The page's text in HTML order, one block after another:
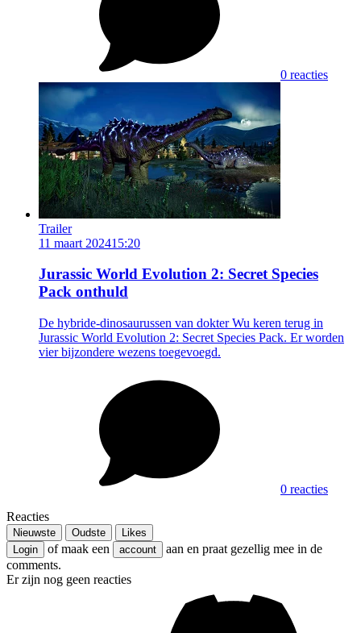
0 reacties
Trailer
11 maart 202415:20
Jurassic World Evolution 2: Secret Species
Pack onthuld
De hybride-dinosaurussen van dokter Wu keren terug in
Jurassic World Evolution 2: Secret Species Pack. Er worden
vier bijzondere wezens toegevoegd.
0 reacties
Reacties
Nieuwste Oudste
Likes
Login
of maak een account
aan en praat gezellig mee in de
comments.
Er zijn nog geen reacties